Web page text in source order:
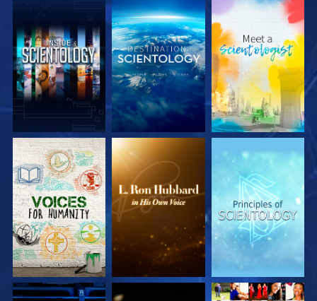
UTFORSKA
SERIEN
UTFORSKA
SERIEN
UTFORSKA
SERIEN